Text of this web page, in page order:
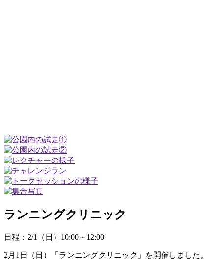
ランニングクリニック
日程：2/1（日）10:00～12:00
2月1日（日）「ランニングクリニック」を開催しました。